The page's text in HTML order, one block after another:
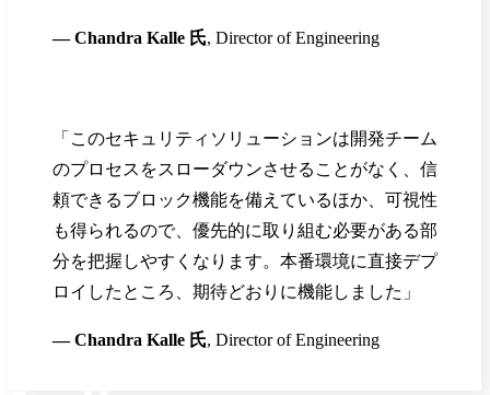
— Chandra Kalle 氏, Director of Engineering
「このセキュリティソリューションは開発チーム
のプロセスをスローダウンさせることがなく、信
頼できるブロック機能を備えているほか、可視性
も得られるので、優先的に取り組む必要がある部
分を把握しやすくなります。本番環境に直接デプ
ロイしたところ、期待どおりに機能しました」
— Chandra Kalle 氏, Director of Engineering